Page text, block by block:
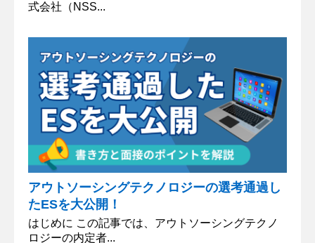
式会社（NSS...
アウトソーシングテクノロジーの選考通過し
たESを大公開！
はじめに この記事では、アウトソーシングテクノ
ロジーの内定者...